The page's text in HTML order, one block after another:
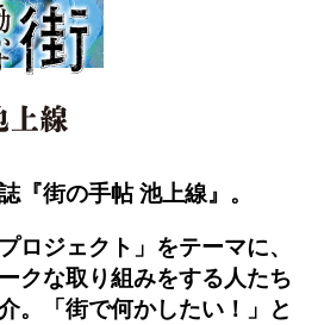
『街の手帖 池上線』。
ロジェクト」をテーマに、
クな取り組みをする人たち
。「街で何かしたい！」と